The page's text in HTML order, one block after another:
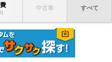
中古車 すべて